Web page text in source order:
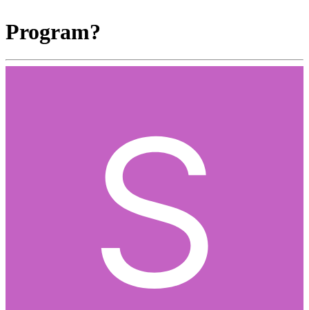
Program?